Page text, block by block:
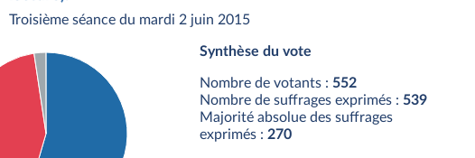
Troisième séance du mardi 2 juin 2015
Synthèse du vote
Nombre de votants : 552
Nombre de suffrages exprimés : 539
Majorité absolue des suffrages
exprimés : 270